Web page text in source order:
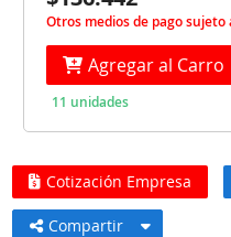
Otros medios de pago sujeto
Agregar al Carro
11 unidades
Cotización Empresa
Compartir